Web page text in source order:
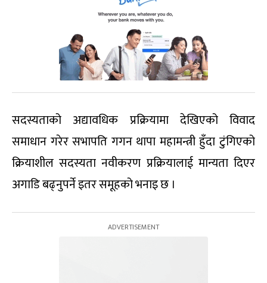
सदस्यताको अद्यावधिक प्रक्रियामा देखिएको विवाद
समाधान गरेर सभापति गगन थापा महामन्त्री हुँदा टुंगिएको
क्रियाशील सदस्यता नवीकरण प्रक्रियालाई मान्यता दिएर
अगाडि बढ्नुपर्ने इतर समूहको भनाइ छ ।